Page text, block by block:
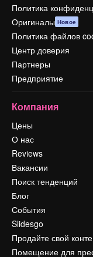
Политика
Оригиналы Новое
Политика файлов
Центр доверия
Партнеры
Предприятие
Компания
Цены
О нас
Reviews
Вакансии
Поиск тенденций
Блог
События
Slidesgo
Продайте свой
Помещение для